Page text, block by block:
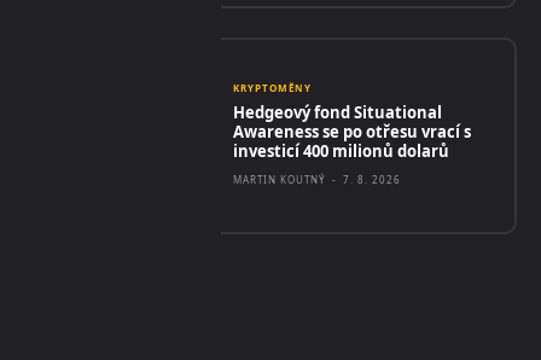
KRYPTOMĚNY
Hedgeový fond Situational
Awareness se po otřesu vrací s
investicí 400 milionů dolarů
MARTIN KOUTNÝ - 7. 8. 2026